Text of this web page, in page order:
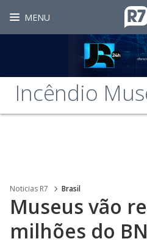
MENU
Incêndio
Noticias R7 Brasil
Museus vão
milhões do